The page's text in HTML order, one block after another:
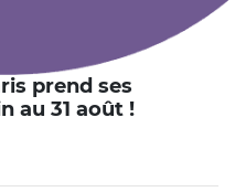
prend ses
au 31 août !